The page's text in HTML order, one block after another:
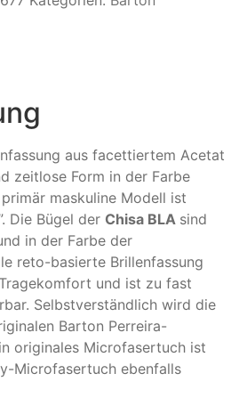
aus facettiertem Acetat
zeitlose Form in der Farbe
maskuline Modell ist
Die Bügel der Chisa BLA sind
in der Farbe der
reto-basierte Brillenfassung
und ist zu fast
Selbstverständlich wird die
Barton Perreira-
originales Microfasertuch ist
Microfasertuch ebenfalls